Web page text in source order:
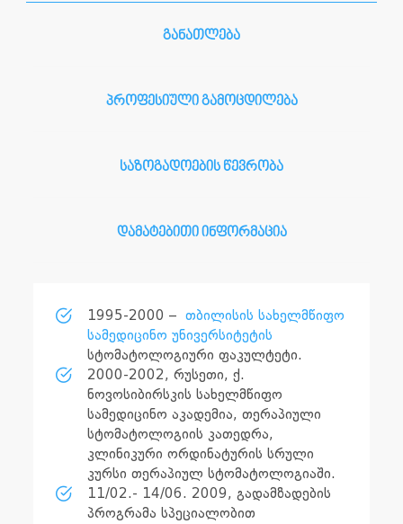
განათლება
პროფესიული გამოცდილება
საზოგადოების წევრობა
დამატებითი ინფორმაცია
1995-2000 –თბილისის სახელმწიფო
სამედიცინო უნივერსიტეტის
სტომატოლოგიური ფაკულტეტი.
2000-2002, რუსეთი, ქ.
ნოვოსიბირსკის სახელმწიფო
სამედიცინო აკადემია, თერაპიული
სტომატოლოგიის კათედრა,
კლინიკური ორდინატურის სრული
კურსი თერაპიულ სტომატოლოგიაში.
11/02.- 14/06. 2009, გადამზადების
პროგრამა სპეციალობით